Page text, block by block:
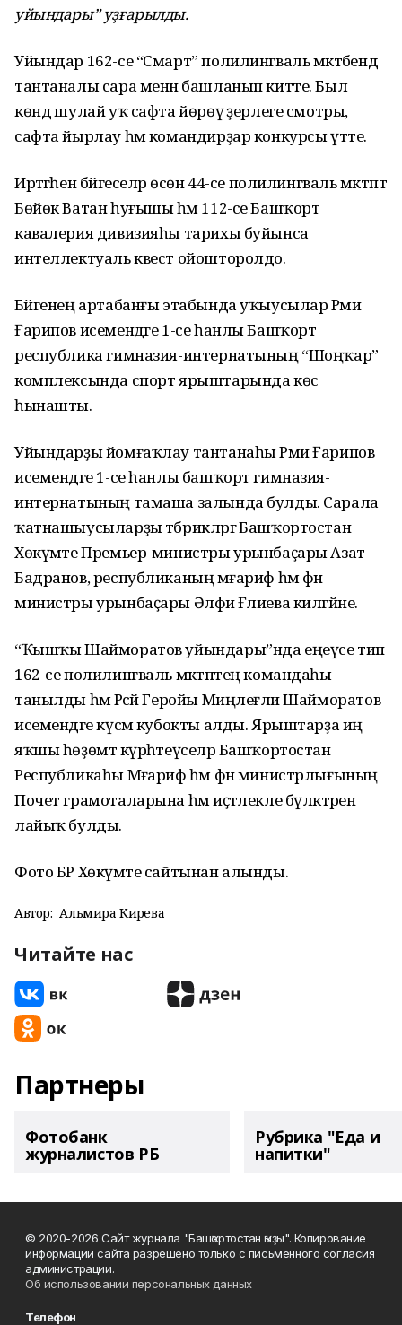
уйындары” уҙғарылды.
Уйындар 162-се “Смарт” полилингваль мәктәбендә
тантаналы сара менән башланып китте. Был
көндә шулай уҡ сафта йөрөү әҙерлеге смотры,
сафта йырлау һәм командирҙар конкурсы үтте.
Иртәгәһен бәйгеселәр өсөн 44-се полилингваль мәктәптә
Бөйөк Ватан һуғышы һәм 112-се Башҡорт
кавалерия дивизияһы тарихы буйынса
интеллектуаль квест ойошторолдо.
Бәйгенең артабанғы этабында уҡыусылар Рәми
Ғарипов исемендәге 1-се һанлы Башҡорт
республика гимназия-интернатының “Шоңҡар”
комплексында спорт ярыштарында көс
һынашты.
Уйындарҙы йомғаҡлау тантанаһы Рәми Ғарипов
исемендәге 1-се һанлы башҡорт гимназия-
интернатының тамаша залында булды. Сарала
ҡатнашыусыларҙы тәбрикләргә Башҡортостан
Хөкүмәте Премьер-министры урынбаҫары Азат
Бадранов, республиканың мәғариф һәм фән
министры урынбаҫары Әлфиә Ғәлиева килгәйне.
“Ҡышҡы Шайморатов уйындары”нда еңеүсе тип
162-се полилингваль мәктәптең командаһы
танылды һәм Рәсәй Геройы Миңлеғәли Шайморатов
исемендәге күсмә кубокты алды. Ярыштарҙа иң
яҡшы һөҙөмтә күрһәтеүселәр Башҡортостан
Республикаһы Мәғариф һәм фән министрлығының
Почет грамоталарына һәм иҫтәлекле бүләктәренә
лайыҡ булды.
Фото БР Хөкүмәте сайтынан алынды.
Автор: Альмира Кирәева
Читайте нас
Партнеры
Фотобанк
журналистов РБ
Рубрика "Еда и
напитки"
© 2020-2026 Сайт журнала "Башҡортостан ҡыҙы". Копирование
информации сайта разрешено только с письменного согласия
администрации.
Об использовании персональных данных
Телефон